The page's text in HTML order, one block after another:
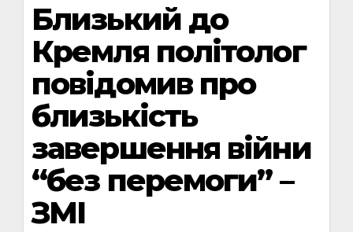
Близький до
Кремля політолог
повідомив про
близькість
завершення війни
“без перемоги” –
ЗМІ